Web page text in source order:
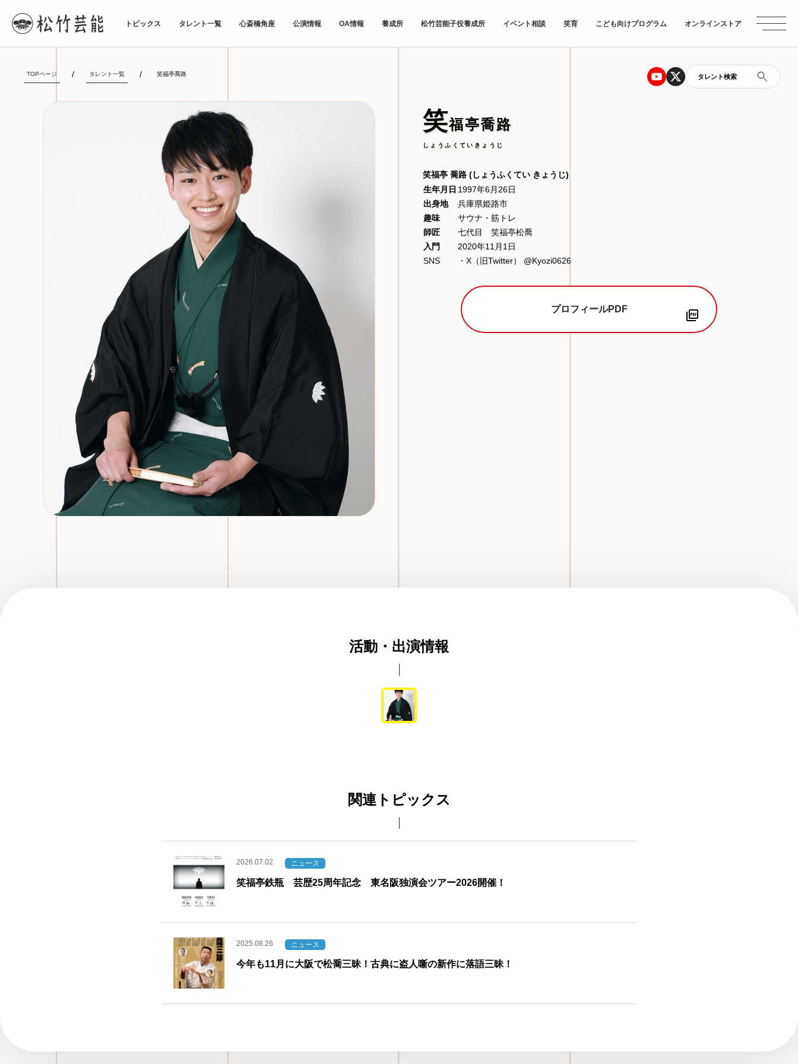
トピックス タレント一覧 心斎橋角座 公演情報 OA情報 養成所 松竹芸能子役養成所 イベント相談 笑育 こども向けプログラム オンラインストア
タレント検索
TOPページ タレント一覧 笑福亭喬路
笑福亭喬路
しょうふくていきょうじ
笑福亭 喬路 (しょうふくてい きょうじ)
生年月日 1997年6月26日
出身地
兵庫県姫路市
趣味
サウナ・筋トレ
師匠
七代目 笑福亭松喬
入門
2020年11月1日
SNS
・X（旧Twitter） @Kyozi0626
プロフィールPDF
活動・出演情報
関連トピックス
2026.07.02 ニュース
笑福亭鉄瓶 芸歴25周年記念 東名阪独演会ツアー2026開催！
2025.08.26 ニュース
今年も11月に大阪で松喬三昧！古典に盗人噺の新作に落語三昧！